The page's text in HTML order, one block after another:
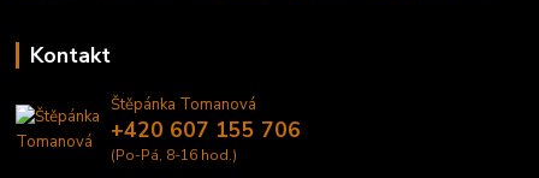
Kontakt
Štěpánka Tomanová
+420 607 155 706
(Po-Pá, 8-16 hod.)